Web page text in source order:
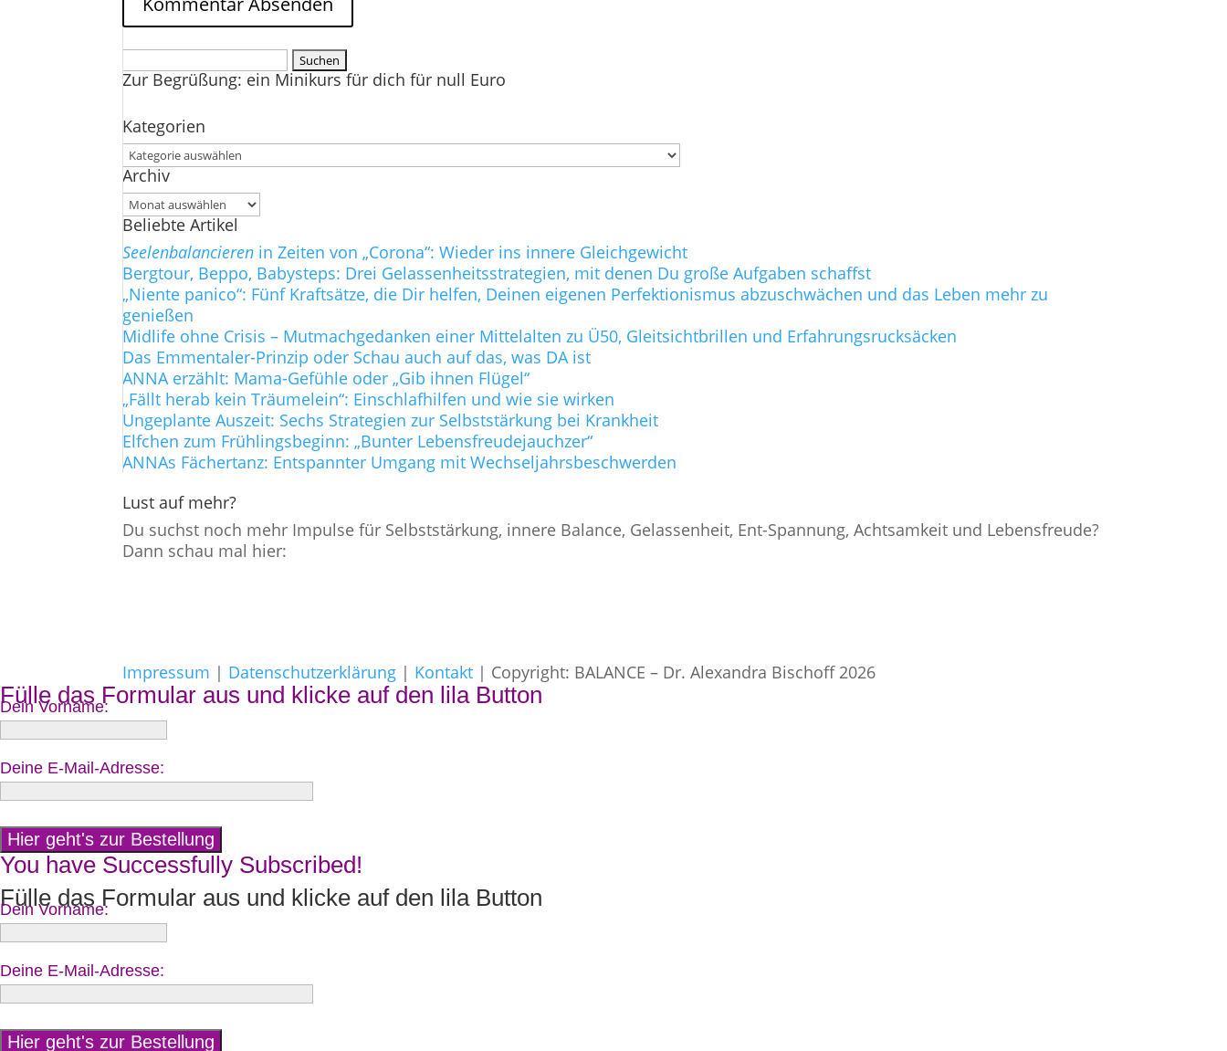
nach:
Zur Begrüßung: ein Minikurs für dich für null Euro
Kategorien
Kategorien
Archiv
Archiv
Beliebte Artikel
Seelenbalancieren in Zeiten von „Corona“: Wieder ins innere Gleichgewicht
Bergtour, Beppo, Babysteps: Drei Gelassenheitsstrategien, mit denen Du große Aufgaben schaffst
„Niente panico“: Fünf Kraftsätze, die Dir helfen, Deinen eigenen Perfektionismus abzuschwächen und das Leben mehr zu
genießen
Midlife ohne Crisis – Mutmachgedanken einer Mittelalten zu Ü50, Gleitsichtbrillen und Erfahrungsrucksäcken
Das Emmentaler-Prinzip oder Schau auch auf das, was DA ist
ANNA erzählt: Mama-Gefühle oder „Gib ihnen Flügel“
„Fällt herab kein Träumelein“: Einschlafhilfen und wie sie wirken
Ungeplante Auszeit: Sechs Strategien zur Selbststärkung bei Krankheit
Elfchen zum Frühlingsbeginn: „Bunter Lebensfreudejauchzer“
ANNAs Fächertanz: Entspannter Umgang mit Wechseljahrsbeschwerden
Lust auf mehr?
Du suchst noch mehr Impulse für Selbststärkung, innere Balance, Gelassenheit, Ent-Spannung, Achtsamkeit und Lebensfreude?
Dann schau mal hier:
Impressum | Datenschutzerklärung | Kontakt | Copyright: BALANCE – Dr. Alexandra Bischoff 2026
Fülle das Formular aus und klicke auf den lila Button
Dein Vorname:
Deine E-Mail-Adresse:
You have Successfully Subscribed!
Fülle das Formular aus und klicke auf den lila Button
Dein Vorname:
Deine E-Mail-Adresse: